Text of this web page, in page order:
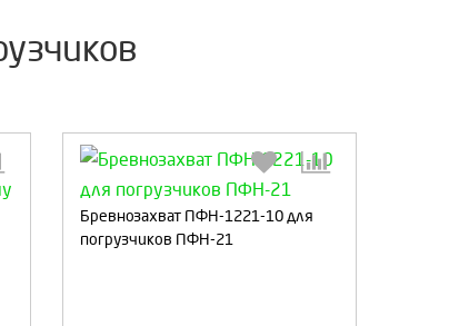
Бревнозахват ПФН-1221-10 для
погрузчиков ПФН-21
Выберите количество: